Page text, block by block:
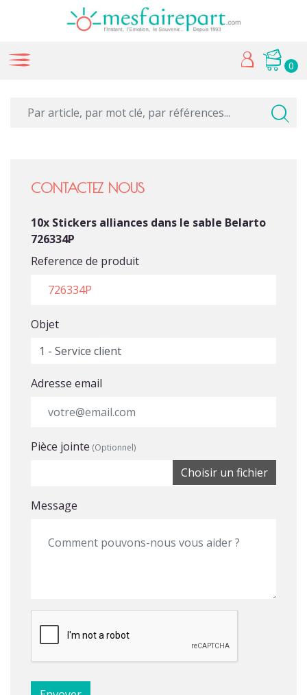
0
CONTACTEZ NOUS
10x Stickers alliances dans le sable Belarto
726334P
Reference de produit
Objet
Adresse email
Pièce jointe (Optionnel)
Message